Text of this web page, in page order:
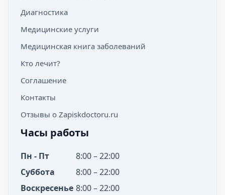
Диагностика
Медицинские услуги
Медицинская книга заболеваний
Кто лечит?
Соглашение
Контакты
Отзывы о Zapiskdoctoru.ru
Часы работы
Пн - Пт
8:00 – 22:00
Суббота
8:00 – 22:00
Воскресенье 8:00 – 22:00